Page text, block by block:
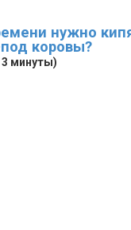
нужно
коровы?
3 минуты)